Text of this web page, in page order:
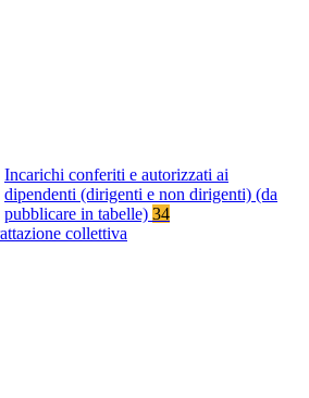
Incarichi conferiti e autorizzati ai
dipendenti (dirigenti e non dirigenti) (da
pubblicare in tabelle) 34
collettiva